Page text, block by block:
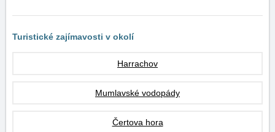
Turistické zajímavosti v okolí
Harrachov
Mumlavské vodopády
Čertova hora